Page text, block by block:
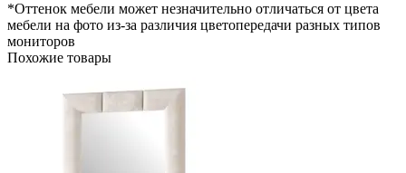
*Оттенок мебели может незначительно отличаться от цвета
мебели на фото из-за различия цветопередачи разных типов
мониторов
Похожие товары